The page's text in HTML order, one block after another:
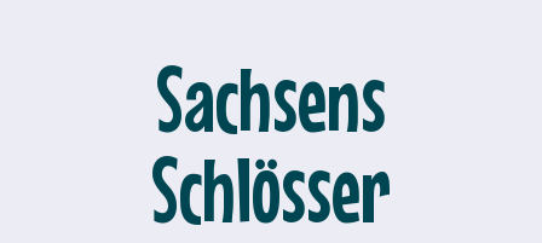
Sachsens
Schlösser